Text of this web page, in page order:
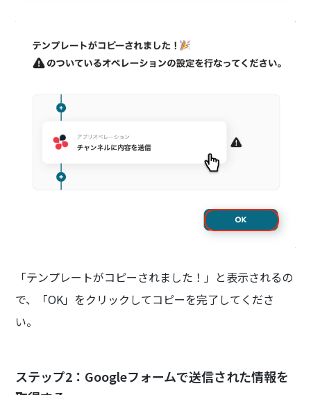
「テンプレートがコピーされました！」と表示されるの
で、「OK」をクリックしてコピーを完了してくださ
い。
ステップ2：Googleフォームで送信された情報を